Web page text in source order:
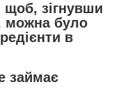
зігнувши
можна було
в
займає